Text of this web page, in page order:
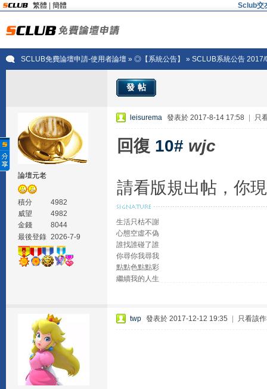
繁體 簡體 Sclub交
SCLUB免費論壇申請-使用者論壇» ◎【系統公告】 » SCLUB系統公告
發帖
論壇元老
積分
4982
威望
4982
金錢
8044
最後登錄 2026-7-9
leisurema 發表於 2017-8-14 17:58 只
回復 10# wjc
請看版規出帖，你
生活只枯不謝
心態空虛不偽
誰找誰碰了誰
你尋你我尋我
點點色點點彩
繼續我的人生
twp 發表於 2017-12-12 19:35 只看該